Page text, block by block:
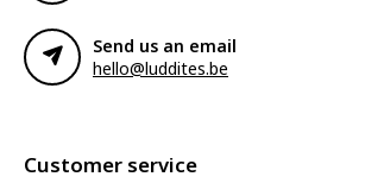
Send us an email
hello@luddites.be
Customer service